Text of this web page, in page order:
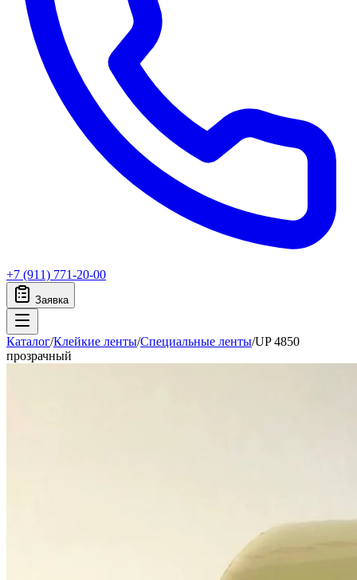
+7 (911) 771-20-00
Заявка
Каталог/Клейкие ленты/Специальные ленты/UP 4850
прозрачный